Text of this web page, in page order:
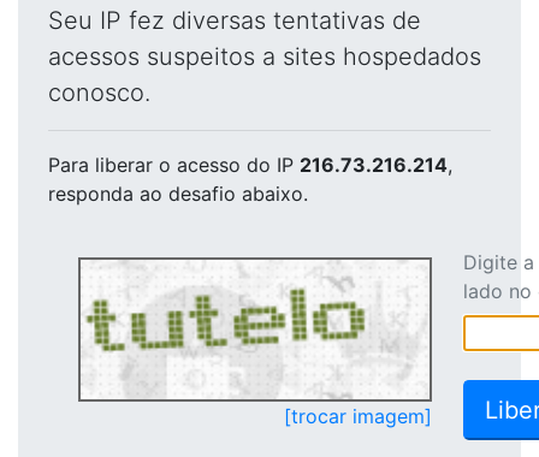
Seu IP fez diversas tentativas de
acessos suspeitos a sites hospedados
conosco.
Para liberar o acesso do IP 216.73.216.214,
responda ao desafio abaixo.
[trocar imagem]
Digite
lado no